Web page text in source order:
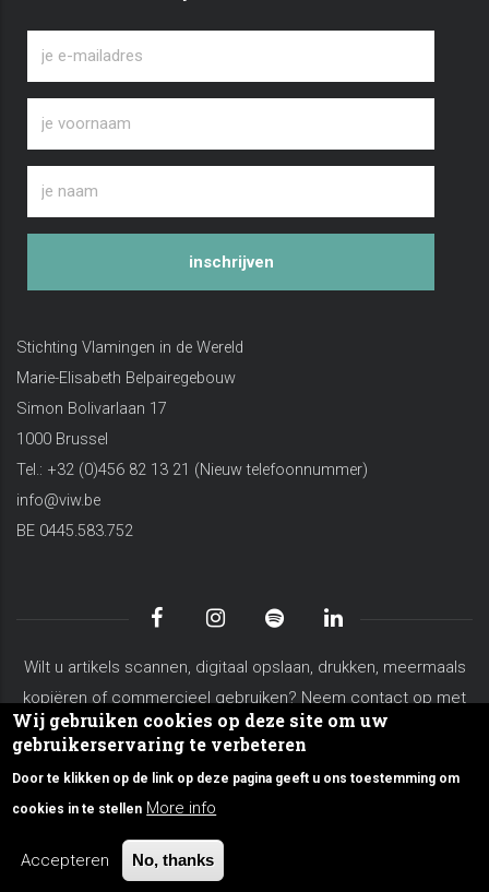
inschrijven
Stichting Vlamingen in de Wereld
Marie-Elisabeth Belpairegebouw
Simon Bolivarlaan 17
1000 Brussel
Tel.: +32 (0)456 82 13 21 (Nieuw telefoonnummer)
info@viw.be
BE 0445.583.752
Wilt u artikels scannen, digitaal opslaan, drukken, meermaals
kopiëren of commercieel gebruiken? Neem contact op met
koen.vanderschaeghe@viw.be
Algemene voorwaarden Privacy Policy
Site Map
Over VIW
© Copyright viw.be 2026. All Rights Reserved.
Wij gebruiken cookies op deze site om uw
gebruikerservaring te verbeteren
Door te klikken op de link op deze pagina geeft u ons toestemming om
cookies in te stellen More info
Accepteren No, thanks